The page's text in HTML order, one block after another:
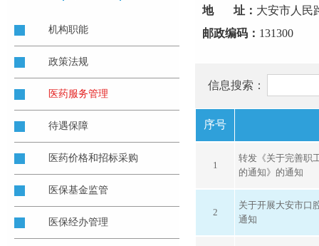
地 址： 大安市人民
邮政编码： 131300
信息搜索：
序号
1
转发《关于完善职
的通知》的通知
2
关于开展大安市口
通知
机构职能
政策法规
医药服务管理
待遇保障
医药价格和招标采购
医保基金监管
医保经办管理